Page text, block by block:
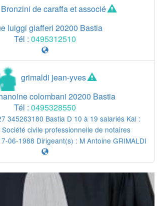
Bronzini de caraffa et associé
luiggi giafferi 20200 Bastia
Tél : 0495312510
grimaldi jean-yves
colombani 20200 Bastia
Tél : 0495328550
345263180 Bastia D 10 à 19 salariés Kal :
civile professionnelle de notaires
06-1988 Dirigeant(s) : M Antoine GRIMALDI